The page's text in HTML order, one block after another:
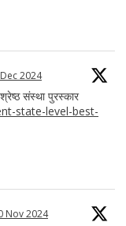
2024
संस्था पुरस्कार
state-level-best-
Nov 2024